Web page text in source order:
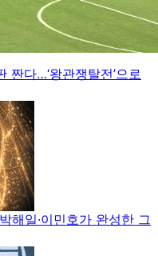
짠다…‘왕관쟁탈전’으로
해일·이민호가 완성한 그